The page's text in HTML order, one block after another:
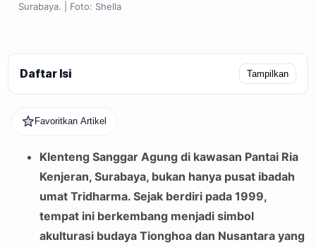
Surabaya. | Foto: Shella
Daftar Isi Tampilkan
Favoritkan Artikel
Klenteng Sanggar Agung di kawasan Pantai Ria
Kenjeran, Surabaya, bukan hanya pusat ibadah
umat Tridharma. Sejak berdiri pada 1999,
tempat ini berkembang menjadi simbol
akulturasi budaya Tionghoa dan Nusantara yang